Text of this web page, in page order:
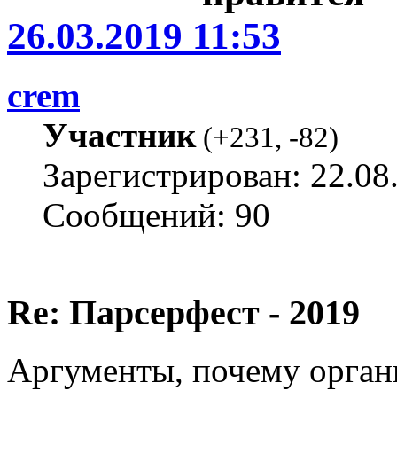
26.03.2019 11:53
crem
Участник(+231, -82)
Зарегистрирован:
Сообщений: 90
Re: Парсерфест - 2019
Аргументы, почему